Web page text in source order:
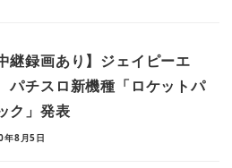
中継録画あり】ジェイピーエ
チスロ新機種「ロケットパ
ク」発表
年8月5日